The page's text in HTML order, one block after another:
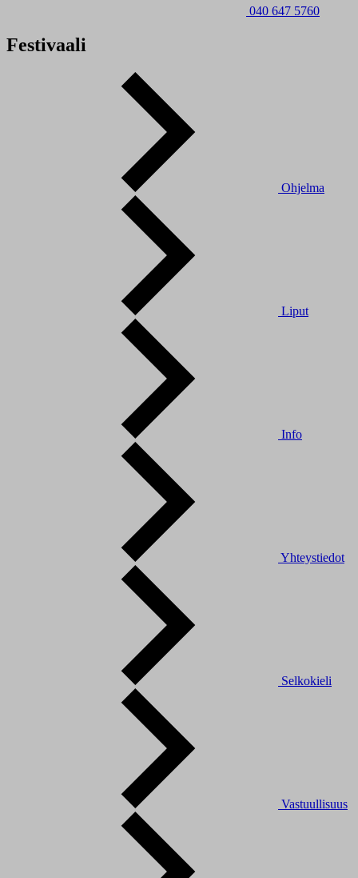
040 647 5760
Festivaali
Ohjelma
Liput
Info
Yhteystiedot
Selkokieli
Vastuullisuus